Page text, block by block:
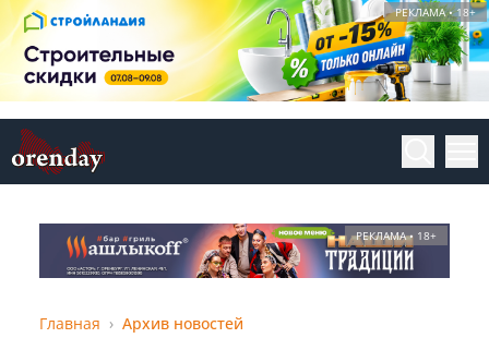
РЕКЛАМА • 18+
РЕКЛАМА • 18+
Главная Архив новостей